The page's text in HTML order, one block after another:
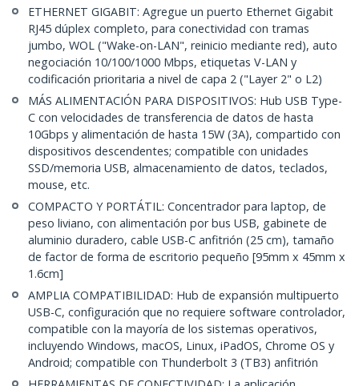
ETHERNET GIGABIT: Agregue un puerto Ethernet Gigabit
RJ45 dúplex completo, para conectividad con tramas
jumbo, WOL ("Wake-on-LAN", reinicio mediante red), auto
negociación 10/100/1000 Mbps, etiquetas V-LAN y
codificación prioritaria a nivel de capa 2 ("Layer 2" o L2)
MÁS ALIMENTACIÓN PARA DISPOSITIVOS: Hub USB Type-
C con velocidades de transferencia de datos de hasta
10Gbps y alimentación de hasta 15W (3A), compartido con
dispositivos descendentes; compatible con unidades
SSD/memoria USB, almacenamiento de datos, teclados,
mouse, etc.
COMPACTO Y PORTÁTIL: Concentrador para laptop, de
peso liviano, con alimentación por bus USB, gabinete de
aluminio duradero, cable USB-C anfitrión (25 cm), tamaño
de factor de forma de escritorio pequeño [95mm x 45mm x
1.6cm]
AMPLIA COMPATIBILIDAD: Hub de expansión multipuerto
USB-C, configuración que no requiere software controlador,
compatible con la mayoría de los sistemas operativos,
incluyendo Windows, macOS, Linux, iPadOS, Chrome OS y
Android; compatible con Thunderbolt 3 (TB3) anfitrión